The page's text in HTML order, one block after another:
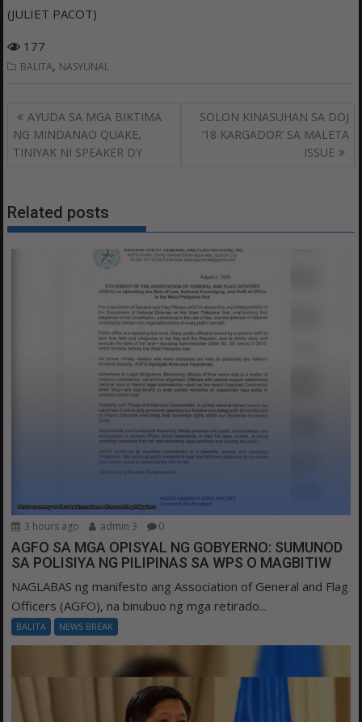
(JULIET PACOT)
177
BALITA, NASYUNAL
Post
navigation
AYUDA SA MGA BIKTIMA
NG MINDANAO QUAKE,
TINIYAK NI SPEAKER DY
SOLON KINASUHAN SA DOJ
’18 KARGADOR’ SA MALETA
ISSUE
Related posts
3 hours ago admin 3 0
AGFO SA MGA OPISYAL NG GOBYERNO: SUMUNOD
SA POLISIYA NG PILIPINAS SA WPS O MAGBITIW
NAGLABAS ng manifesto ang Association of General and Flag
Officers (AGFO), na binubuo ng mga retirado...
BALITA NEWS BREAK